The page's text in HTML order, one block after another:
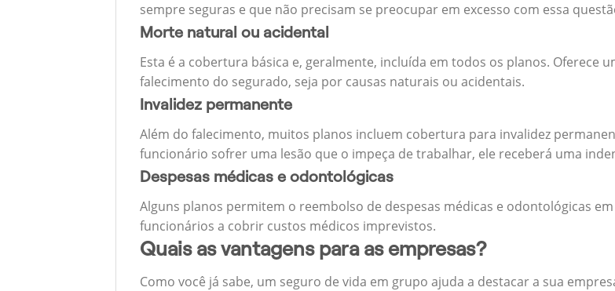
sempre seguras e que não precisam se preocupar em excesso com essa
Morte natural ou acidental
Esta é a cobertura básica e, geralmente, incluída em todos os planos. Oferece
falecimento do segurado, seja por causas naturais ou acidentais.
Invalidez permanente
Além do falecimento, muitos planos incluem cobertura para invalidez
funcionário sofrer uma lesão que o impeça de trabalhar, ele receberá uma
Despesas médicas e odontológicas
Alguns planos permitem o reembolso de despesas médicas e odontológicas
funcionários a cobrir custos médicos imprevistos.
Quais as vantagens para as empresas?
Como você já sabe, um seguro de vida em grupo ajuda a destacar a sua